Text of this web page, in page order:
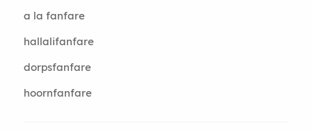
a la fanfare
hallalifanfare
dorpsfanfare
hoornfanfare